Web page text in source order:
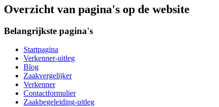
Overzicht van pagina's op de website
Belangrijkste pagina's
Startpagina
Verkenner-uitleg
Blog
Zaakvergelijker
Verkenner
Contactformulier
Zaakbegeleiding-uitleg